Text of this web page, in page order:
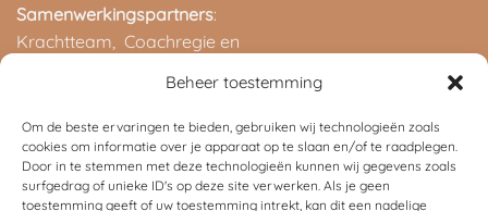
Beheer toestemming
Om de beste ervaringen te bieden, gebruiken wij technologieën zoals
cookies om informatie over je apparaat op te slaan en/of te raadplegen.
Door in te stemmen met deze technologieën kunnen wij gegevens zoals
surfgedrag of unieke ID's op deze site verwerken. Als je geen
toestemming geeft of uw toestemming intrekt, kan dit een nadelige
Samenwerkingspartners:
Krachtteam, Coachregie en